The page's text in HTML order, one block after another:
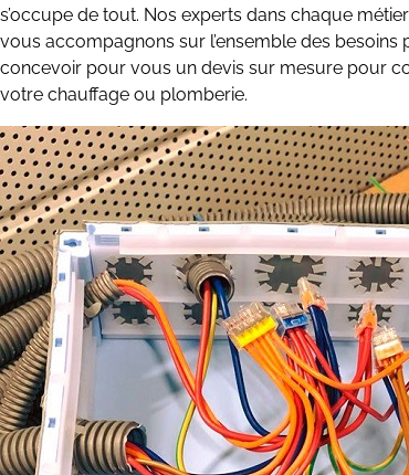
s’occupe de tout. Nos experts dans chaque
vous accompagnons sur l’ensemble des
concevoir pour vous un devis sur mesure pour
votre chauffage ou plomberie.